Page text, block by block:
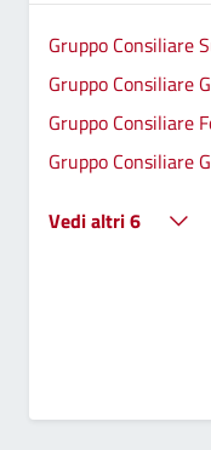
Gruppo Consiliare
Gruppo Consiliare
Gruppo Consiliare
Gruppo Consiliare
Vedi altri 6